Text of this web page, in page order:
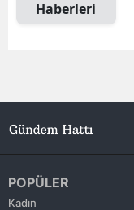
Haberleri
POPÜLER
Kadın